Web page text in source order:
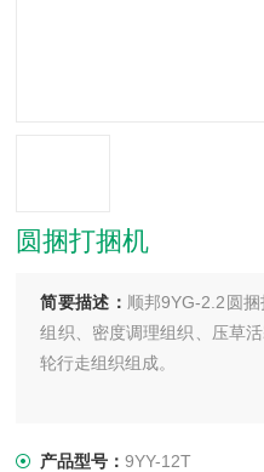
圆捆打捆机
简要描述： 顺邦9YG-2.2圆
组织、密度调理组织、压草
轮行走组织组成。
产品型号：9YY-12T